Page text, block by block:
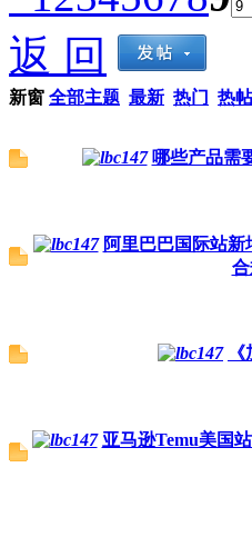
返 回
新窗 全部主题 最新 热门 热帖
哪些产品需
阿里巴巴国际站
亚马逊Temu美国